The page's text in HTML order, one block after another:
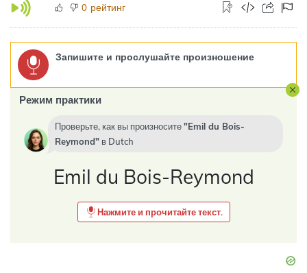
0 рейтинг
Запишите и прослушайте произношение
Режим практики
Проверьте, как вы произносите
Emil du Bois-
Reymond
в Dutch
Emil du Bois-Reymond
Нажмите и прочитайте текст.